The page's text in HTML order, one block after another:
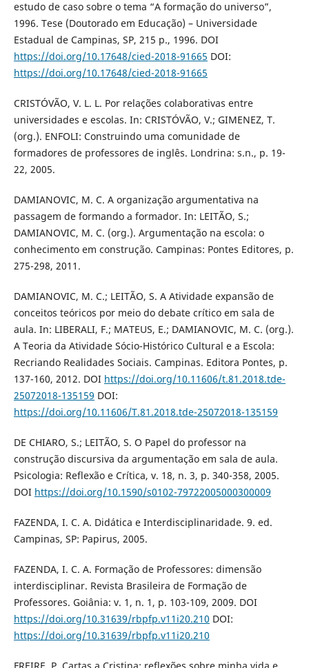
estudo de caso sobre o tema “A formação do universo”,
1996. Tese (Doutorado em Educação) – Universidade
Estadual de Campinas, SP, 215 p., 1996. DOI
https://doi.org/10.17648/cied-2018-91665 DOI:
https://doi.org/10.17648/cied-2018-91665
CRISTÓVÃO, V. L. L. Por relações colaborativas entre
universidades e escolas. In: CRISTÓVÃO, V.; GIMENEZ, T.
(org.). ENFOLI: Construindo uma comunidade de
formadores de professores de inglês. Londrina: s.n., p. 19-
22, 2005.
DAMIANOVIC, M. C. A organização argumentativa na
passagem de formando a formador. In: LEITÃO, S.;
DAMIANOVIC, M. C. (org.). Argumentação na escola: o
conhecimento em construção. Campinas: Pontes Editores, p.
275-298, 2011.
DAMIANOVIC, M. C.; LEITÃO, S. A Atividade expansão de
conceitos teóricos por meio do debate crítico em sala de
aula. In: LIBERALI, F.; MATEUS, E.; DAMIANOVIC, M. C. (org.).
A Teoria da Atividade Sócio-Histórico Cultural e a Escola:
Recriando Realidades Sociais. Campinas. Editora Pontes, p.
137-160, 2012. DOI https://doi.org/10.11606/t.81.2018.tde-
25072018-135159 DOI:
https://doi.org/10.11606/T.81.2018.tde-25072018-135159
DE CHIARO, S.; LEITÃO, S. O Papel do professor na
construção discursiva da argumentação em sala de aula.
Psicologia: Reflexão e Crítica, v. 18, n. 3, p. 340-358, 2005.
DOI https://doi.org/10.1590/s0102-79722005000300009
FAZENDA, I. C. A. Didática e Interdisciplinaridade. 9. ed.
Campinas, SP: Papirus, 2005.
FAZENDA, I. C. A. Formação de Professores: dimensão
interdisciplinar. Revista Brasileira de Formação de
Professores. Goiânia: v. 1, n. 1, p. 103-109, 2009. DOI
https://doi.org/10.31639/rbpfp.v11i20.210 DOI:
https://doi.org/10.31639/rbpfp.v11i20.210